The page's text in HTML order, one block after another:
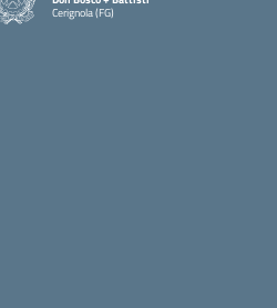
Cerignola (FG)
— Visita la pagina iniziale della scuola